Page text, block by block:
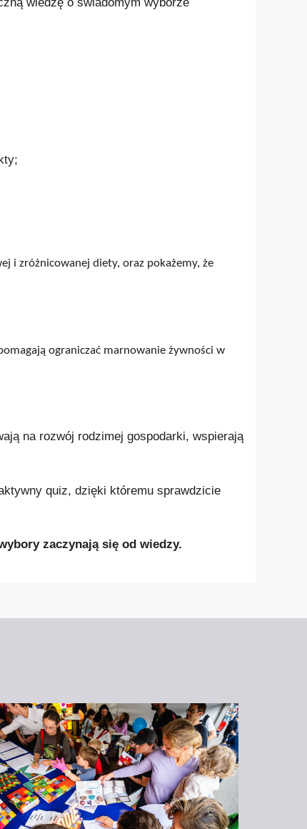
i zróżnicowanej diety, oraz pokażemy, że
ograniczać marnowanie żywności w
na rozwój rodzimej gospodarki, wspierają
quiz, dzięki któremu sprawdzicie
zaczynają się od wiedzy.